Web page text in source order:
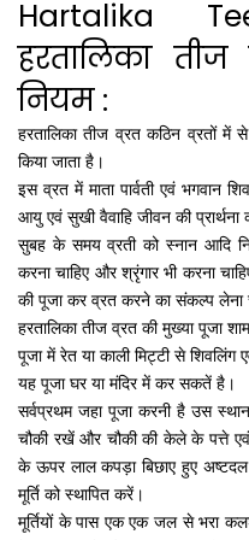
Hartalika
हरतालिका तीज
नियम :
हरतालिका तीज व्रत कठिन व्रतों में
किया जाता है।
इस व्रत में माता पार्वती एवं भगवान
आयु एवं सुखी वैवाहि जीवन की प्रार्थना
सुबह के समय व्रती को स्नान आदि
करना चाहिए और श्रृंगार भी करना
की पूजा कर व्रत करने का संकल्प लेना
हरतालिका तीज व्रत की मुख्या पूजा
पूजा में रेत या काली मिट्टी से शिवलिंग
यह पूजा घर या मंदिर में कर सकतें है।
सर्वप्रथम जहा पूजा करनी है उस
चौकी रखें और चौकी की केले के पत्ते
के ऊपर लाल कपड़ा बिछाए हुए
मूर्ति को स्थापित करें।
मूर्तियों के पास एक एक जल से